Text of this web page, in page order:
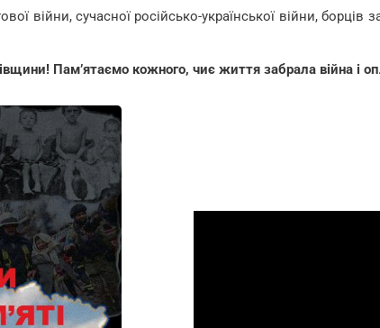
війни, сучасної російсько-української війни, борців
Пам’ятаємо кожного, чиє життя забрала війна і